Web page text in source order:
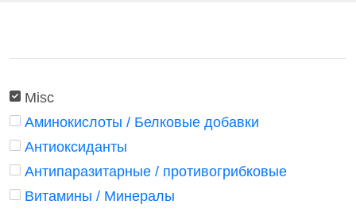
Misc
Аминокислоты / Белковые добавки
Антиоксиданты
Антипаразитарные / противогрибковые
Витамины / Минералы